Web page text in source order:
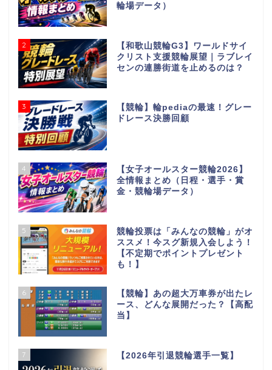
輪場データ）
2
【和歌山競輪G3】ワールドサイ
クリスト支援競輪展望｜ラブレイ
センの連勝街道を止めるのは？
3
【競輪】輪pediaの最速！グレー
ドレース決勝回顧
4
【女子オールスター競輪2026】
全情報まとめ（日程・選手・賞
金・競輪場データ）
5
競輪投票は「みんなの競輪」がオ
ススメ！今スグ新規入会しよう！
【不定期でポイントプレゼント
も！】
6
【競輪】あの超大万車券が出たレ
ース、どんな展開だった？【高配
当】
7 【2026年引退競輪選手一覧】